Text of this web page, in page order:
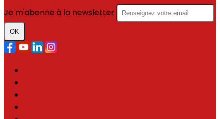
Je m'abonne à la newsletter
OK